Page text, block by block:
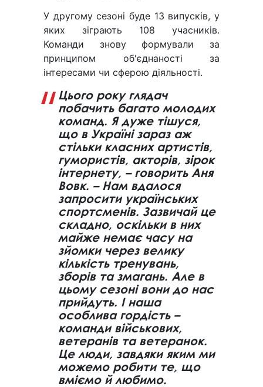
У другому сезоні буде 13 випусків, у
яких зіграють 108 учасників.
Команди знову формували за
принципом об'єднаності за
інтересами чи сферою діяльності.
Цього року глядач
побачить багато молодих
команд. Я дуже тішуся,
що в Україні зараз аж
стільки класних артистів,
гумористів, акторів, зірок
інтернету, – говорить Аня
Вовк. – Нам вдалося
запросити українських
спортсменів. Зазвичай це
складно, оскільки в них
майже немає часу на
зйомки через велику
кількість тренувань,
зборів та змагань. Але в
цьому сезоні вони до нас
прийдуть. І наша
особлива гордість –
команди військових,
ветеранів та ветеранок.
Це люди, завдяки яким ми
можемо робити те, що
вміємо й любимо.